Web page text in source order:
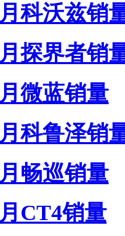
科沃兹销
探界者销
微蓝销量
科鲁泽销
畅巡销量
CT4销量